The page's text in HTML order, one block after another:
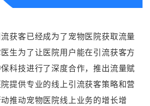
获客已经成为了宠物医院获取流量
生为了让医院用户能在引流获客方
科技进行了深度合作，推出流量赋
提供专业的线上引流获客策略和营
推动宠物医院线上业务的增长增